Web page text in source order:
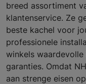
breed assortiment
klantenservice. Ze
beste kachel voor
professionele
winkels
garanties. Omdat
aan strenge eisen